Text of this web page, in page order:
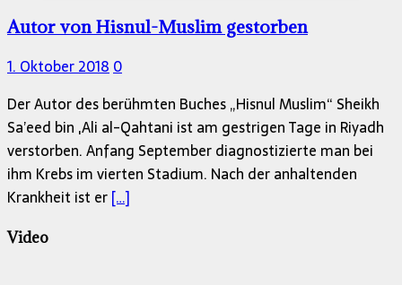
Autor von Hisnul-Muslim gestorben
1. Oktober 2018 0
Der Autor des berühmten Buches „Hisnul Muslim“ Sheikh
Sa’eed bin ‚Ali al-Qahtani ist am gestrigen Tage in Riyadh
verstorben. Anfang September diagnostizierte man bei
ihm Krebs im vierten Stadium. Nach der anhaltenden
Krankheit ist er[…]
Video